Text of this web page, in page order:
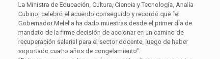
La Ministra de Educación, Cultura, Ciencia y Tecnología, Analía
Cubino, celebró el acuerdo conseguido y recordó que “el
Gobernador Melella ha dado muestras desde el primer día de
mandato de la firme decisión de accionar en un camino de
recuperación salarial para el sector docente, luego de haber
soportado cuatro años de congelamiento”.